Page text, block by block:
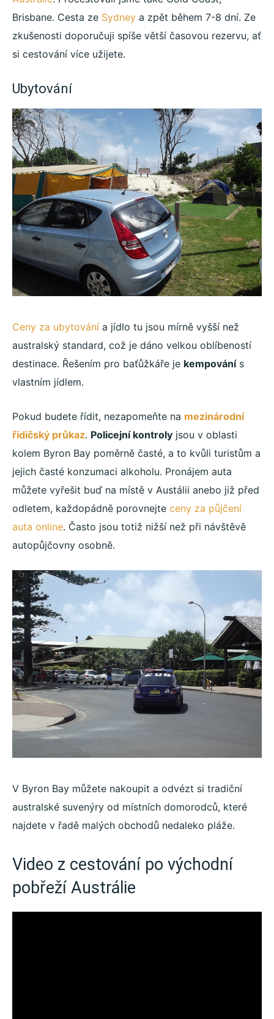
Brisbane. Cesta ze Sydney a zpět během 7-8 dní. Ze
zkušenosti doporučuji spíše větší časovou rezervu, ať
si cestování více užijete.
Ubytování
Ceny za ubytování a jídlo tu jsou mírně vyšší než
australský standard, což je dáno velkou oblíbeností
destinace. Řešením pro baťůžkáře je kempovánís
vlastním jídlem.
Pokud budete řídit, nezapomeňte na mezinárodní
řidičský průkaz. Policejní kontroly jsou v oblasti
kolem Byron Bay poměrně časté, a to kvůli turistům a
jejich časté konzumaci alkoholu. Pronájem auta
můžete vyřešit buď na místě v Austálii anebo již před
odletem, každopádně porovnejte ceny za půjčení
auta online. Často jsou totiž nižší než při návštěvě
autopůjčovny osobně.
V Byron Bay můžete nakoupit a odvézt si tradiční
australské suvenýry od místních domorodců, které
najdete v řadě malých obchodů nedaleko pláže.
Video z cestování po východní
pobřeží Austrálie